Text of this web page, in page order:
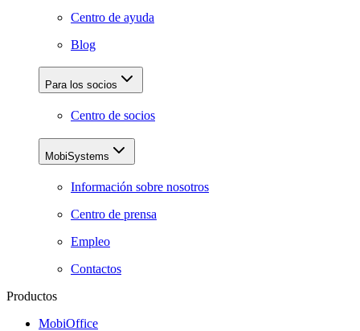
Centro de ayuda
Blog
Para los socios
Centro de socios
MobiSystems
Información sobre nosotros
Centro de prensa
Empleo
Contactos
Productos
MobiOffice